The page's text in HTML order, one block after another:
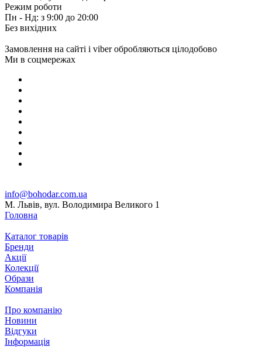
Режим роботи
Пн - Нд: з 9:00 до 20:00
Без вихідних
Замовлення на сайті і viber обробляються цілодобово
Ми в соцмережах
info@bohodar.com.ua
М. Львів, вул. Володимира Великого 1
Головна
Каталог товарів
Бренди
Акції
Колекції
Образи
Компанія
Про компанію
Новини
Відгуки
Інформація